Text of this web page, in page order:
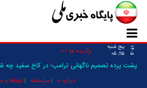
۱۴۰۵
پنج شنبه
۱۵/ ۰۵
برگزیده ها >>
پشت پرده تصمیم ناگهانی ترامپ؛ در کاخ سفید چه
درباره ما مرامنامه ارتباط با